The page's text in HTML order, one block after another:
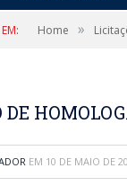
Home »
DE
EM 10 DE MAIO DE